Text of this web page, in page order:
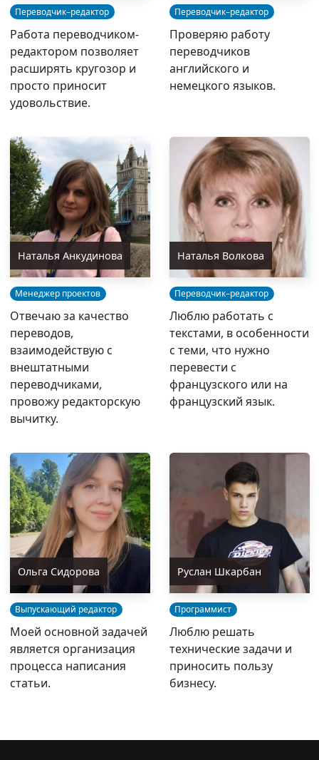
Переводчик–редактор
Работа переводчиком-
редактором позволяет
расширять кругозор и
просто приносит
удовольствие.
Переводчик–редактор
Проверяю работу
переводчиков
английского и
немецкого языков.
Наталья Анкудинова
Менеджер проектов
Отвечаю за качество
переводов,
взаимодействую с
внештатными
переводчиками,
провожу редакторскую
вычитку.
Наталья Волкова
Переводчик–редактор
Люблю работать с
текстами, в особенности
с теми, что нужно
перевести с
французского или на
французский язык.
Ольга Сидорова
Выпускающий редактор
Моей основной задачей
является организация
процесса написания
статьи.
Руслан Шкарбан
Программист
Люблю решать
технические задачи и
приносить пользу
бизнесу.